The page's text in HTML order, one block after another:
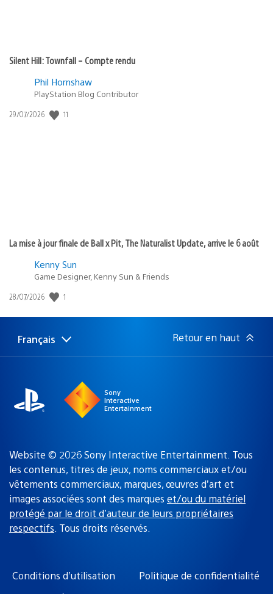
Silent Hill: Townfall – Compte rendu
Phil Hornshaw
PlayStation Blog Contributor
Date
29/07/2026 11
La mise à jour finale de Ball x Pit, The Naturalist Update, arrive le 6 août
Kenny Sun
Game Designer, Kenny Sun & Friends
Date
publication
28/07/2026 1
Choisir
une
Région
actuelle
Français Retour en haut
Sony
Interactive
Entertainment
Website © 2026 Sony Interactive Entertainment. Tous
les contenus, titres de jeux, noms commerciaux et/ou
vêtements commerciaux, marques, œuvres d’art et
images associées sont des marques et/ou du matériel
protégé par le droit d’auteur de leurs propriétaires
respectifs. Tous droits réservés.
Conditions d’utilisation
Politique de confidentialité